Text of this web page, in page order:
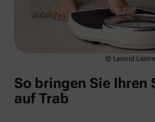
© Leonid
So bringen Sie Ihren
auf Trab